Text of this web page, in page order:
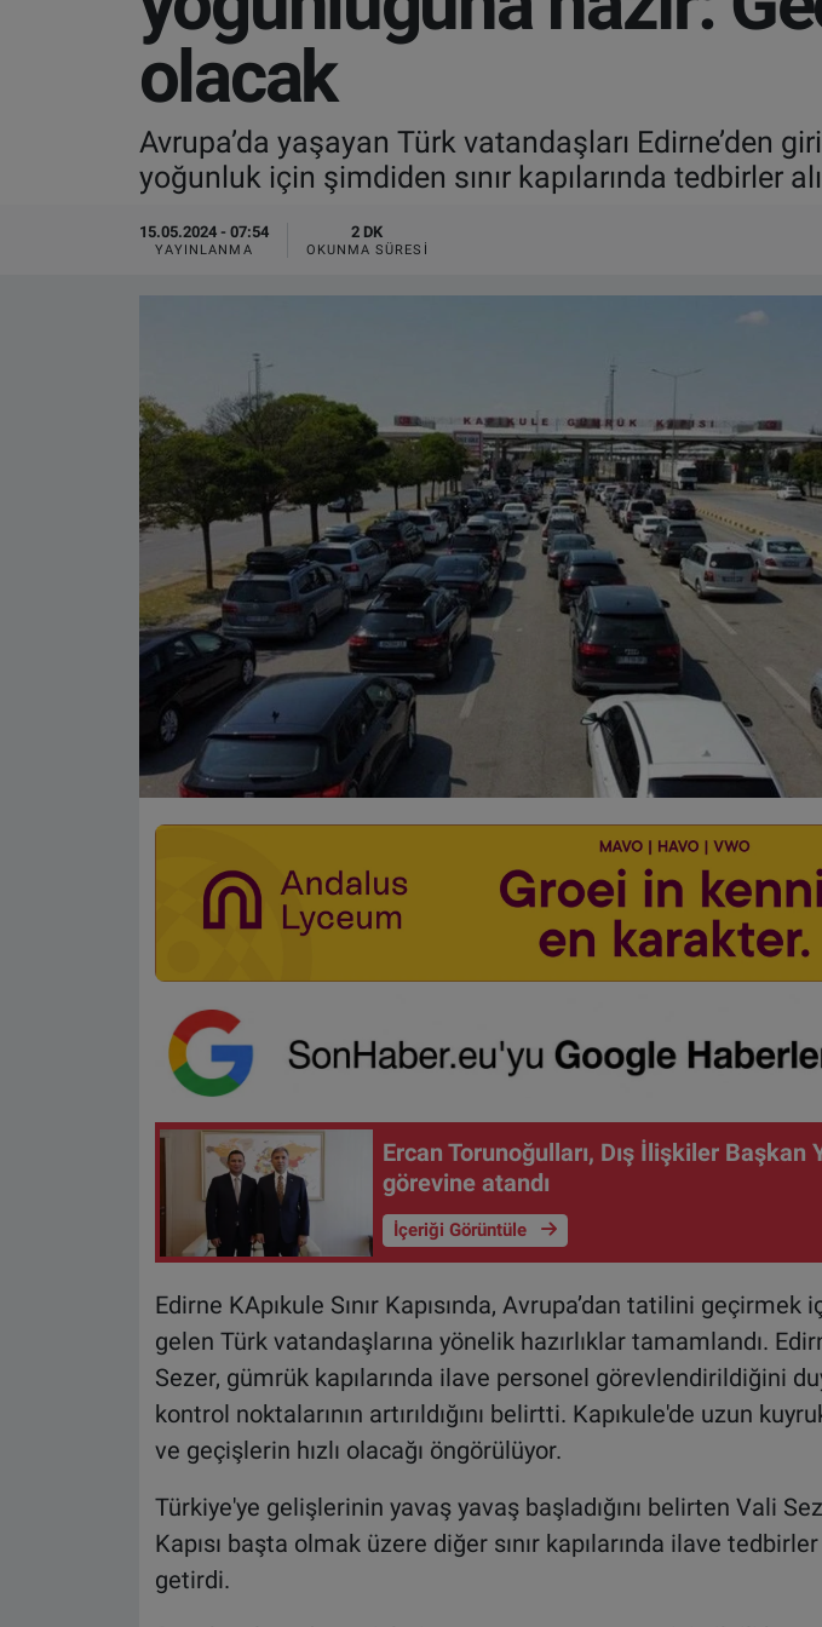
olacak
Avrupa’da yaşayan Türk vatandaşları Edirne’den
yoğunluk için şimdiden sınır kapılarında tedbirler
15.05.2024 - 07:54
YAYINLANMA
2 DK
OKUNMA SÜRESI
Ercan Torunoğulları, Dış İlişkiler Başkan
görevine atandı
İçeriği Görüntüle
Edirne KApıkule Sınır Kapısında, Avrupa’dan tatilini geçirmek
gelen Türk vatandaşlarına yönelik hazırlıklar tamamlandı.
Sezer, gümrük kapılarında ilave personel görevlendirildiğini
kontrol noktalarının artırıldığını belirtti. Kapıkule'de uzun
ve geçişlerin hızlı olacağı öngörülüyor.
Türkiye'ye gelişlerinin yavaş yavaş başladığını belirten Vali
Kapısı başta olmak üzere diğer sınır kapılarında ilave tedbirler
getirdi.
VIDEO GALERİ
ALGEMENE VOORWAARDEN
CONTACT
Çerez Politikası